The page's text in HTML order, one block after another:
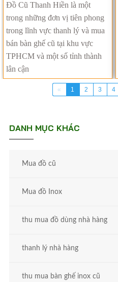
Đồ Cũ Thanh Hiền là một
trong những đơn vị tiên phong
trong lĩnh vực thanh lý và mua
bán bàn ghế cũ tại khu vực
TPHCM và một số tỉnh thành
lân cận
« 1 2 3 4
DANH MỤC KHÁC
Mua đồ cũ
Mua đồ Inox
thu mua đồ dùng nhà hàng
thanh lý nhà hàng
thu mua bàn ghế inox cũ